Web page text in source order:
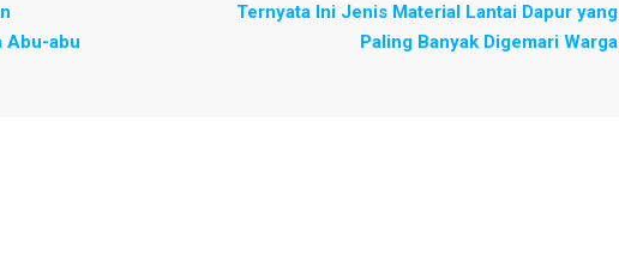
Abu-abu
Ternyata Ini Jenis Material Lantai Dapur yang
Paling Banyak Digemari Warga